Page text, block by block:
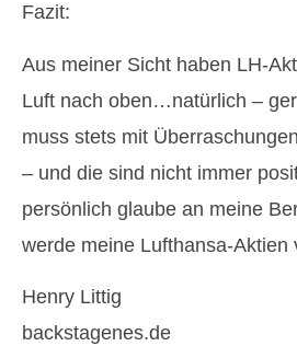
Fazit:
Aus meiner Sicht haben LH-
Luft nach oben…natürlich –
muss stets mit
– und die sind nicht immer
persönlich glaube an meine
werde meine Lufthansa-Aktien
Henry Littig
backstagenes.de